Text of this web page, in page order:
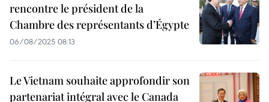
rencontre le président de la
Chambre des représentants d’Égypte
06/08/2025 08:13
Le Vietnam souhaite approfondir son
partenariat intégral avec le Canada